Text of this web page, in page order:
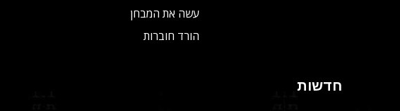
עשה את המבחן
הורד חוברות
חדשות